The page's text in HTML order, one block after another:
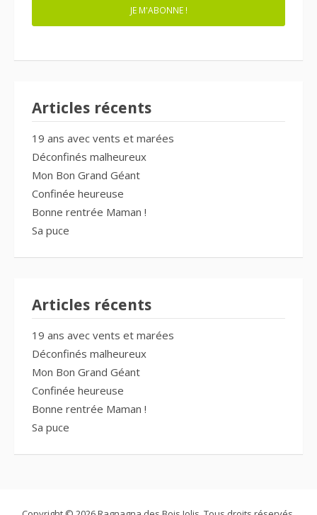
JE M'ABONNE !
Articles récents
19 ans avec vents et marées
Déconfinés malheureux
Mon Bon Grand Géant
Confinée heureuse
Bonne rentrée Maman !
Sa puce
Articles récents
19 ans avec vents et marées
Déconfinés malheureux
Mon Bon Grand Géant
Confinée heureuse
Bonne rentrée Maman !
Sa puce